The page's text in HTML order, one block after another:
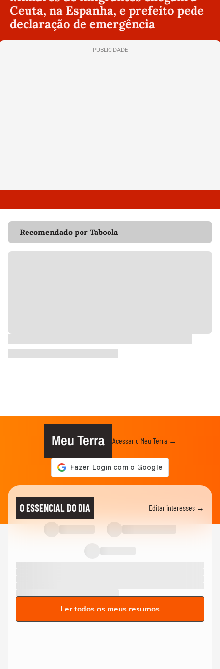
Ceuta, na Espanha, e prefeito pede
declaração de emergência
PUBLICIDADE
Recomendado por Taboola
Meu Terra Acessar o Meu Terra →
O ESSENCIAL DO DIA Editar interesses →
Ler todos os meus resumos